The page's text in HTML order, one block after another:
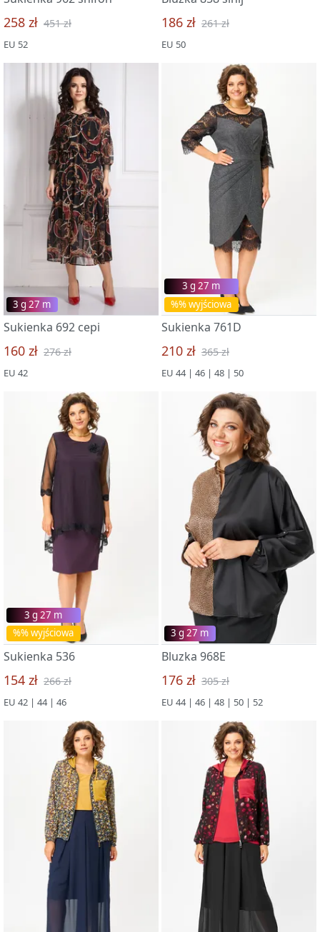
258 zł 451 zł
EU 52
186 zł 261 zł
EU 50
3 g 27 m
Sukienka 692 cepi
160 zł 276 zł
EU 42
%% wyjściowa
3 g 27 m
Sukienka 761D
210 zł 365 zł
EU 44 | 46 | 48 | 50
%% wyjściowa
3 g 27 m
Sukienka 536
154 zł 266 zł
EU 42 | 44 | 46
3 g 27 m
Bluzka 968E
176 zł 305 zł
EU 44 | 46 | 48 | 50 | 52